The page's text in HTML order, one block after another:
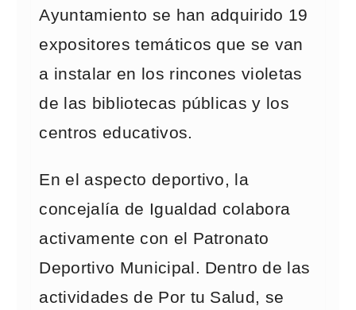
Ayuntamiento se han adquirido 19
expositores temáticos que se van
a instalar en los rincones violetas
de las bibliotecas públicas y los
centros educativos.
En el aspecto deportivo, la
concejalía de Igualdad colabora
activamente con el Patronato
Deportivo Municipal. Dentro de las
actividades de Por tu Salud, se